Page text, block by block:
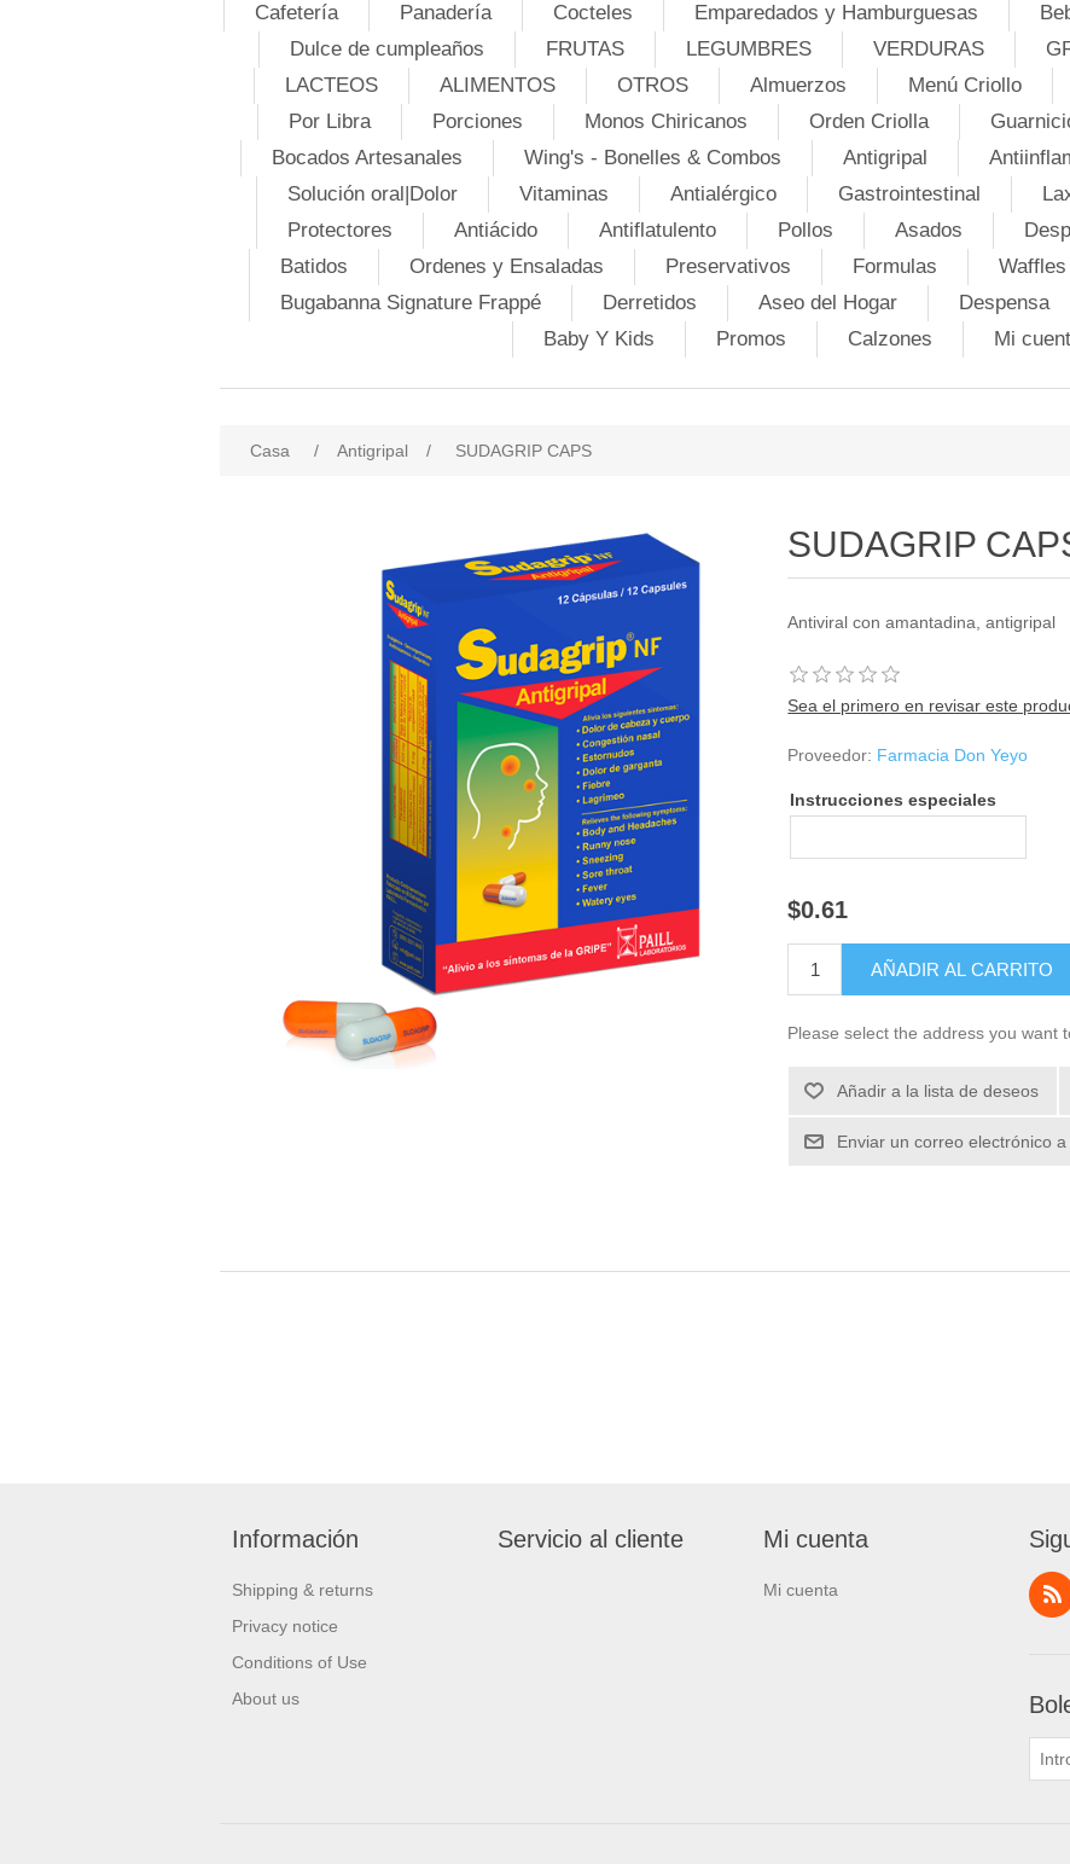
Cafetería
Panadería Cocteles Emparedados y Hamburguesas
Dulce de cumpleaños
FRUTAS LEGUMBRES VERDURAS
LACTEOS
ALIMENTOS OTROS Almuerzos Menú Criollo
Por Libra
Porciones Monos Chiricanos Orden Criolla
Bocados Artesanales
Wing's - Bonelles & Combos Antigripal
Solución oral|Dolor
Vitaminas Antialérgico Gastrointestinal
Protectores
Antiácido Antiflatulento Pollos Asados
Batidos
Ordenes y Ensaladas Preservativos Formulas Waffles
Bugabanna Signature Frappé
Derretidos Aseo del Hogar Despensa
Baby Y Kids
Promos Calzones Mi
Casa / Antigripal / SUDAGRIP CAPS
SUDAGRIP
Antiviral con amantadina, antigripal
Sea el primero en revisar este
Proveedor: Farmacia Don Yeyo
Instrucciones especiales
$0.61
Please select the address you want
Información
Shipping & returns
Privacy notice
Conditions of Use
About us
Servicio al cliente Mi cuenta
Mi cuenta